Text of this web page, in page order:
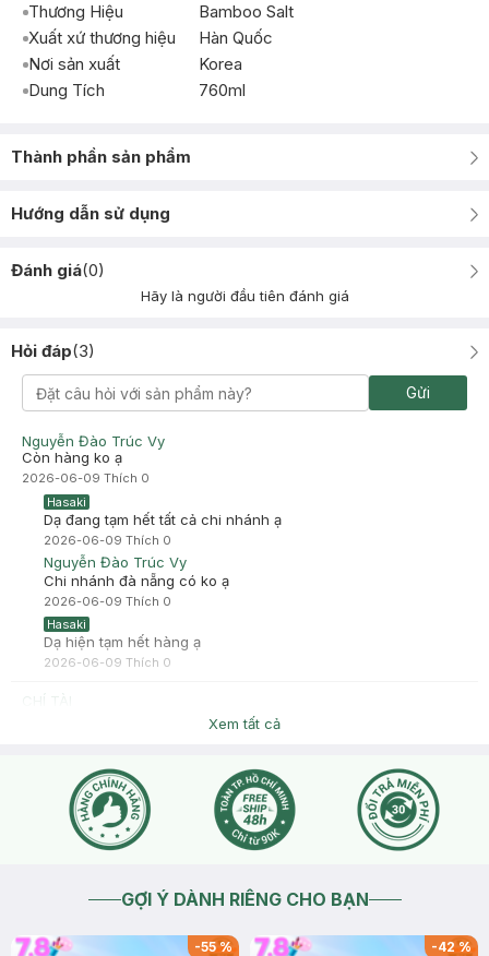
Thương Hiệu
Bamboo Salt
Xuất xứ thương hiệu
Hàn Quốc
Nơi sản xuất
Korea
Dung Tích
760ml
Thành phần sản phẩm
Hướng dẫn sử dụng
Đánh giá(0)
Hãy là người đầu tiên đánh giá
Hỏi đáp(3)
Gửi
Nguyễn Đào Trúc Vy
Còn hàng ko ạ
2026-06-09 Thích 0
Hasaki
Dạ đang tạm hết tất cả chi nhánh ạ
2026-06-09 Thích 0
Nguyễn Đào Trúc Vy
Chi nhánh đà nẵng có ko ạ
2026-06-09 Thích 0
Hasaki
Dạ hiện tạm hết hàng ạ
2026-06-09 Thích 0
Mình thêm 2 sp vào giỏ thì giá 270k
Hasaki xin chào , để tiện hỗ trợ hơn cho bạn , bạn nhấn nút
phần "chat với chúng tôi" để mình tiện giải đáp nha.
2023-09-01 Thích
Xem tất cả
GỢI Ý DÀNH RIÊNG CHO BẠN
-55% -42%